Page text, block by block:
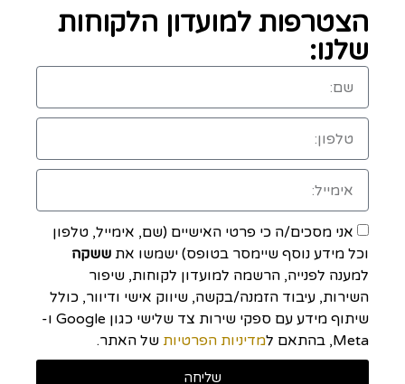
הצטרפות למועדון הלקוחות
שלנו:
אני מסכים/ה כי פרטי האישיים (שם, אימייל, טלפון
וכל מידע נוסף שיימסר בטופס) ישמשו את ששקה
למענה לפנייה, הרשמה למועדון לקוחות, שיפור
השירות, עיבוד הזמנה/בקשה, שיווק אישי ודיוור, כולל
שיתוף מידע עם ספקי שירות צד שלישי כגון Google ו-
Meta, בהתאם ל
מדיניות הפרטיות של האתר.
שליחה